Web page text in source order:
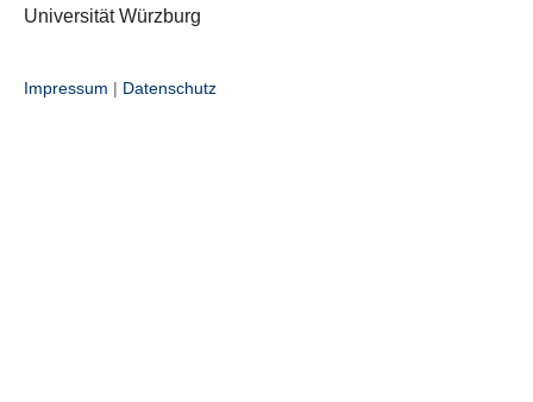
Universität Würzburg
Impressum | Datenschutz